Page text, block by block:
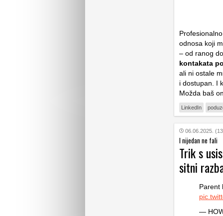
odnosa koji
– od ranog
kontakata
ali ni ostale
i dostupan. I
Možda baš
LinkedIn
06.06.2025.
I nijedan ne fali
Trik s
sitni
Parent
—